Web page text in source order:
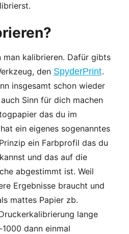
man kalibrieren. Dafür gibts
den SpyderPrint.
insgesamt schon wieder
Sinn für dich machen
das du im
ein eigenes sogenanntes
ein Farbprofil das du
und das auf die
abgestimmt ist. Weil
Ergebnisse braucht und
mattes Papier zb.
lange
dann einmal